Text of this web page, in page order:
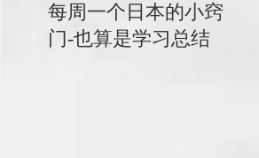
每周一个日本的小窍
门-也算是学习总结